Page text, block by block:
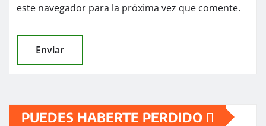
este navegador para la próxima vez que comente.
PUEDES HABERTE PERDIDO